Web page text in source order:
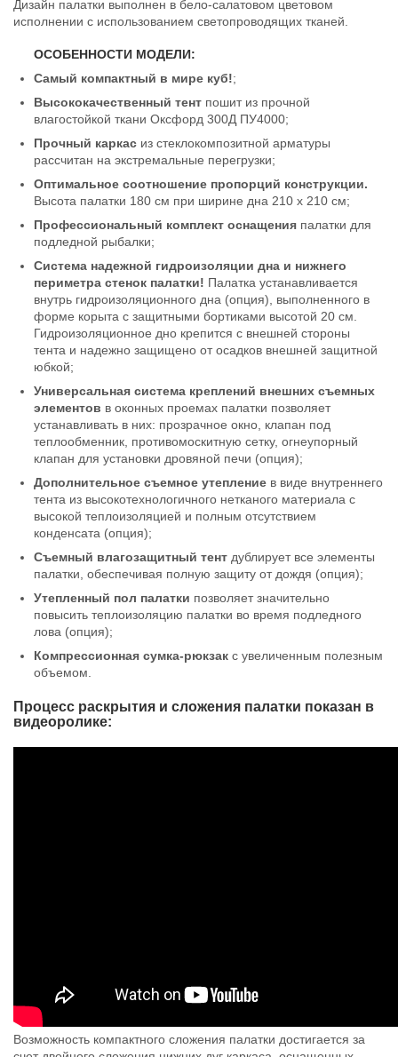
Палатка для зимней рыбалки
9 900₽
Материал дуг:Стеклокомпозит
Слоев: 1
Серый, зеленый
Палатка для зимней рыбалки
Материал дуг:
Слоев: 1
Цвет: Серый, зеленый
Нет в наличии
Палатка для зимней рыбалки
Лотос Куб 3С Классик
(Оранжевая)
12 500₽
Длина в сумке:145 см
Материал дуг:Стеклокомпозит
Слоев:1
Нет в наличии
Палатка для зимней рыбалки
Лотос Куб 3 Компакт Термо
22 900 ₽
Длина в сумке:95 см
Материал дуг:Стеклокомпозит
Слоев:3
Палатка для зимней рыбалки
Лотос Куб 3 Компакт
14 931₽
Материал дуг: Стеклокомпозит
Слоев:1
Цвет:Серый, зеленый
Нет в наличии
Дизайн палатки выполнен в бело-салатовом цветовом
исполнении с использованием светопроводящих тканей.
ОСОБЕННОСТИ МОДЕЛИ:
Самый компактный в мире куб!;
Высококачественный тент пошит из прочной
влагостойкой ткани Оксфорд 300Д ПУ4000;
Прочный каркас из стеклокомпозитной арматуры
рассчитан на экстремальные перегрузки;
Оптимальное соотношение пропорций конструкции.
Высота палатки 180 см при ширине дна 210 х 210 см;
Профессиональный комплект оснащения палатки для
подледной рыбалки;
Система надежной гидроизоляции дна и нижнего
периметра стенок палатки! Палатка устанавливается
внутрь гидроизоляционного дна (опция), выполненного в
форме корыта с защитными бортиками высотой 20 см.
Гидроизоляционное дно крепится с внешней стороны
тента и надежно защищено от осадков внешней защитной
юбкой;
Универсальная система креплений внешних съемных
элементов в оконных проемах палатки позволяет
устанавливать в них: прозрачное окно, клапан под
теплообменник, противомоскитную сетку, огнеупорный
клапан для установки дровяной печи (опция);
Дополнительное съемное утепление в виде внутреннего
тента из высокотехнологичного нетканого материала с
высокой теплоизоляцией и полным отсутствием
конденсата (опция);
Съемный влагозащитный тент дублирует все элементы
палатки, обеспечивая полную защиту от дождя (опция);
Утепленный пол палатки позволяет значительно
повысить теплоизоляцию палатки во время подледного
лова (опция);
Компрессионная сумка-рюкзак с увеличенным полезным
объемом.
Процесс раскрытия и сложения палатки показан в
видеоролике:
Возможность компактного сложения палатки достигается за